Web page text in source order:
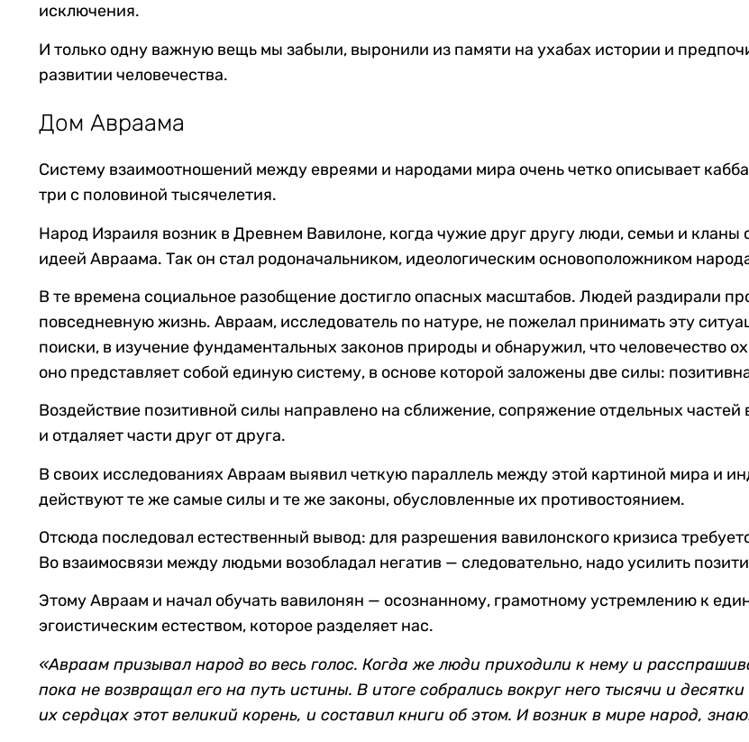
исключения.
И только одну важную вещь мы забыли, выронили из памяти на ухабах истории и
развитии человечества.
Дом Авраама
Систему взаимоотношений между евреями и народами мира очень четко описывает
три с половиной тысячелетия.
Народ Израиля возник в Древнем Вавилоне, когда чужие друг другу люди, семьи и
идеей Авраама. Так он стал родоначальником, идеологическим основоположником
В те времена социальное разобщение достигло опасных масштабов. Людей раздирали
повседневную жизнь. Авраам, исследователь по натуре, не пожелал принимать эту
поиски, в изучение фундаментальных законов природы и обнаружил, что человечество
оно представляет собой единую систему, в основе которой заложены две силы:
Воздействие позитивной силы направлено на сближение, сопряжение отдельных частей
и отдаляет части друг от друга.
В своих исследованиях Авраам выявил четкую параллель между этой картиной мира и
действуют те же самые силы и те же законы, обусловленные их противостоянием.
Отсюда последовал естественный вывод: для разрешения вавилонского кризиса
Во взаимосвязи между людьми возобладал негатив — следовательно, надо усилить
Этому Авраам и начал обучать вавилонян — осознанному, грамотному устремлению к
эгоистическим естеством, которое разделяет нас.
«Авраам призывал народ во весь голос. Когда же люди приходили к нему и
пока не возвращал его на путь истины. В итоге собрались вокруг него тысячи и
их сердцах этот великий корень, и составил книги об этом. И возник в мире народ,